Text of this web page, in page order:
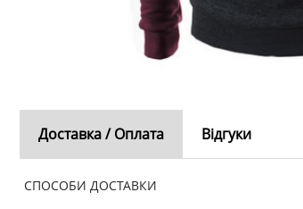
Доставка / Оплата Відгуки
СПОСОБИ ДОСТАВКИ